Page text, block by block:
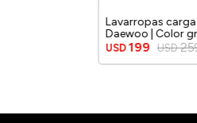
Lavarropas
Daewoo | Color
USD 199 USD